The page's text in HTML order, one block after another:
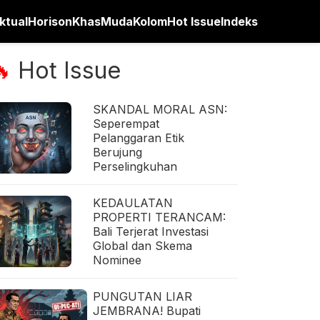
HorisonKhasMudaKolomHot IssueIndeks
Hot Issue
SKANDAL MORAL ASN:
Seperempat
Pelanggaran Etik
Berujung
Perselingkuhan
KEDAULATAN
PROPERTI TERANCAM:
Bali Terjerat Investasi
Global dan Skema
Nominee
PUNGUTAN LIAR
JEMBRANA! Bupati